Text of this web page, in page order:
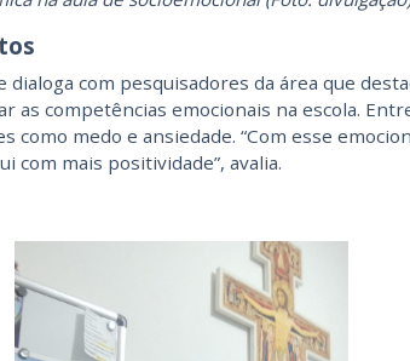
dialoga com pesquisadores da área que
as competências emocionais na escola.
como medo e ansiedade. “Com esse
com mais positividade”, avalia.